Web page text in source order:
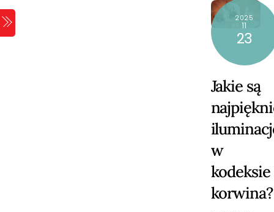
Skip
to
2025
11
23
Jakie są
w
kodeksie
korwina?